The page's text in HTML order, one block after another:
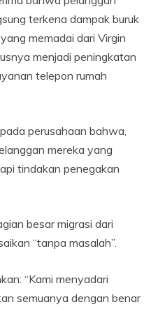
terkena dampak buruk
memadai dari Virgin
menjadi peningkatan
telepon rumah
perusahaan bahwa,
mereka yang
tindakan penegakan
besar migrasi dari
“tanpa masalah”.
“Kami menyadari
semuanya dengan benar